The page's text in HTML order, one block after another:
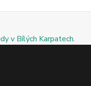
v Bílých Karpatech.